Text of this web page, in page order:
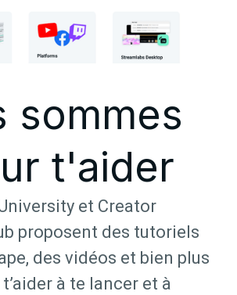
sommes
t'aider
et Creator
proposent des tutoriels
des vidéos et bien plus
à te lancer et à